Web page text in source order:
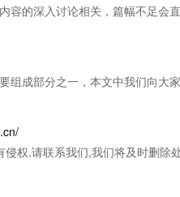
容的深入讨论相关，篇幅不足
组成部分之一，本文中我们向
权,请联系我们,我们将及时删除处